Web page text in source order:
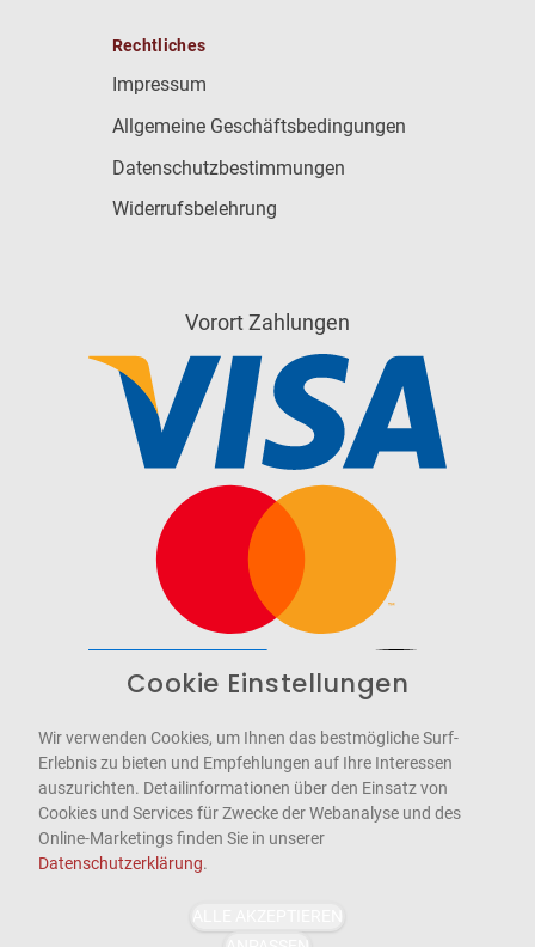
Rechtliches
Impressum
Allgemeine Geschäftsbedingungen
Datenschutzbestimmungen
Widerrufsbelehrung
Vorort Zahlungen
WCAG-2.1-AA
Cookie Einstellungen
Wir verwenden Cookies, um Ihnen das bestmögliche Surf-
Erlebnis zu bieten und Empfehlungen auf Ihre Interessen
auszurichten. Detailinformationen über den Einsatz von
Cookies und Services für Zwecke der Webanalyse und des
Online-Marketings finden Sie in unserer
Datenschutzerklärung.
ALLE AKZEPTIEREN